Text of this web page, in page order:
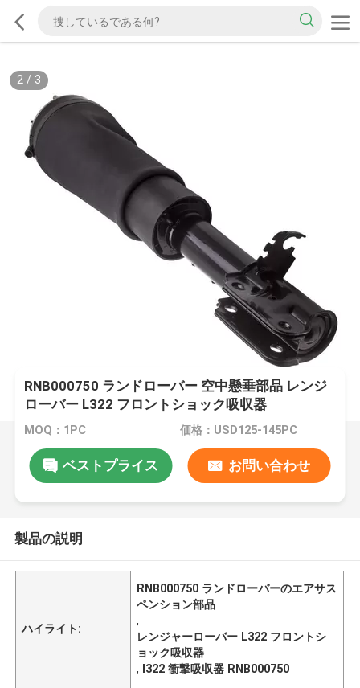
2/ 3
RNB000750 ランドローバー 空中懸垂部品 レンジ
ローバー L322 フロントショック吸収器
MOQ：1PC 価格：USD125-145PC
ベストプライス お問い合わせ
製品の説明
ハイライト:
RNB000750 ランドローバーのエアサス
ペンション部品
,
レンジャーローバー L322 フロントシ
ョック吸収器
, l322 衝撃吸収器 RNB000750